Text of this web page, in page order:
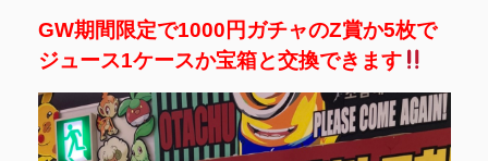
GW期間限定で1000円ガチャのZ賞か5枚で
ジュース1ケースか宝箱と交換できます